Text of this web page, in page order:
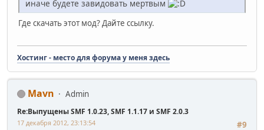
иначе будете завидовать мертвым
Где скачать этот мод? Дайте ссылку.
Хостинг - место для форума у меня здесь
Mavn Admin
Re:Выпущены SMF 1.0.23, SMF 1.1.17 и SMF 2.0.3
#9
17 декабря 2012, 23:13:54